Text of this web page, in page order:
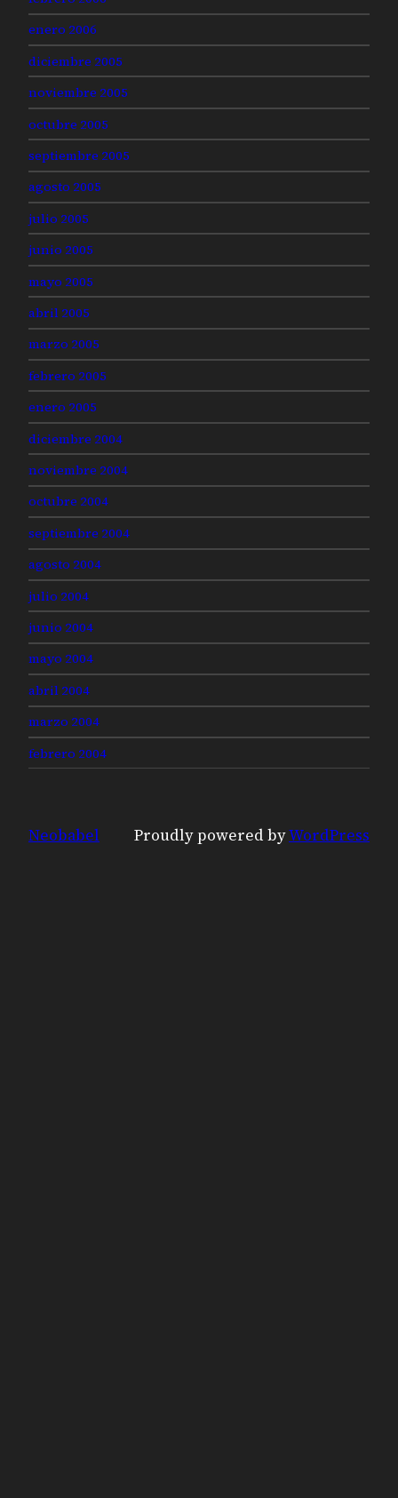
enero 2006
diciembre 2005
noviembre 2005
octubre 2005
septiembre 2005
agosto 2005
julio 2005
junio 2005
mayo 2005
abril 2005
marzo 2005
febrero 2005
enero 2005
diciembre 2004
noviembre 2004
octubre 2004
septiembre 2004
agosto 2004
julio 2004
junio 2004
mayo 2004
abril 2004
marzo 2004
febrero 2004
Neobabel Proudly powered byWordPress